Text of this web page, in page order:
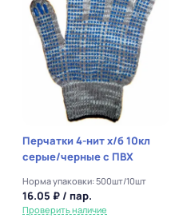
Перчатки 4-нит х/б 10кл
серые/черные с ПВХ
Норма упаковки: 500шт/10шт
16.05 ₽ / пар.
Проверить наличие